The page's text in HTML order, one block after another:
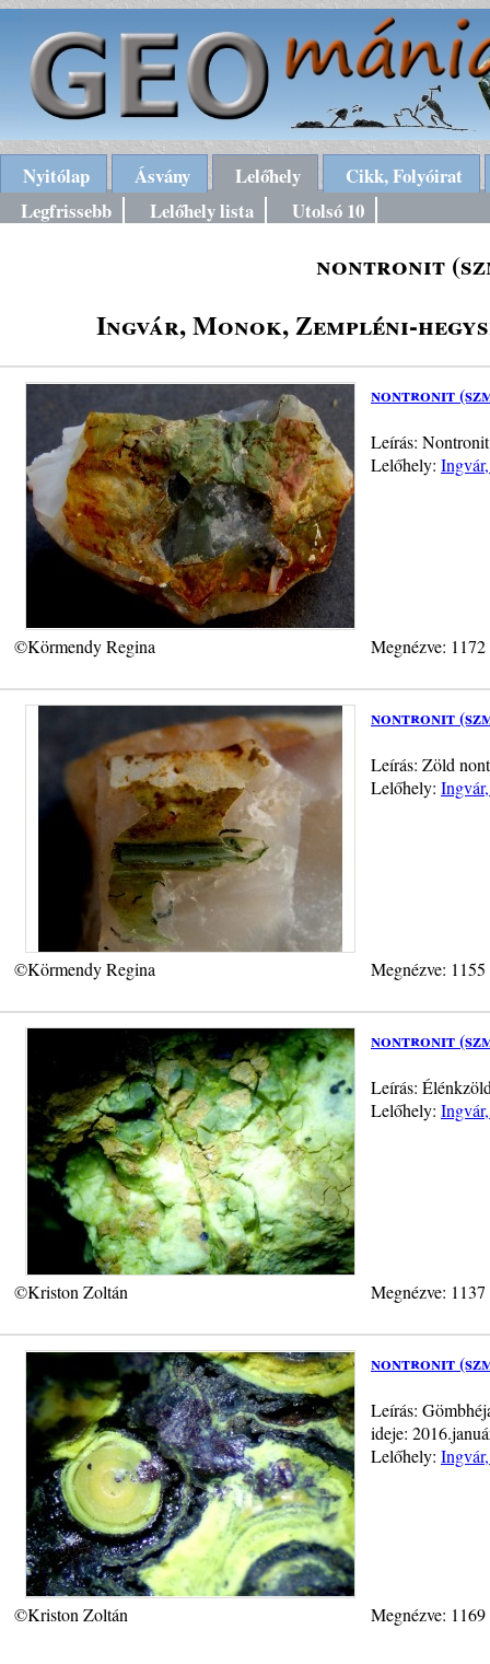
Nyitólap Ásvány Lelőhely
Cikk, Folyóirat
Legfrissebb
Lelőhely lista Utolsó 10
nontronit
Ingvár, Monok, Zempléni-
nontronit
Leírás:
Lelőhely:
©Körmendy Regina Megnézve:
nontronit
Leírás: Zöld
Lelőhely:
©Körmendy Regina Megnézve:
nontronit
Leírás:
Lelőhely:
©Kriston Zoltán Megnézve:
nontronit
Leírás:
ideje:
Lelőhely:
©Kriston Zoltán Megnézve: